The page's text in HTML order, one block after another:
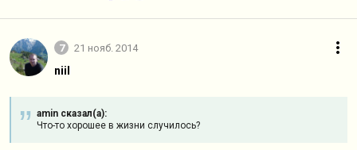
7 21 нояб. 2014
niil
amin сказал(а):
Что-то хорошее в жизни случилось?